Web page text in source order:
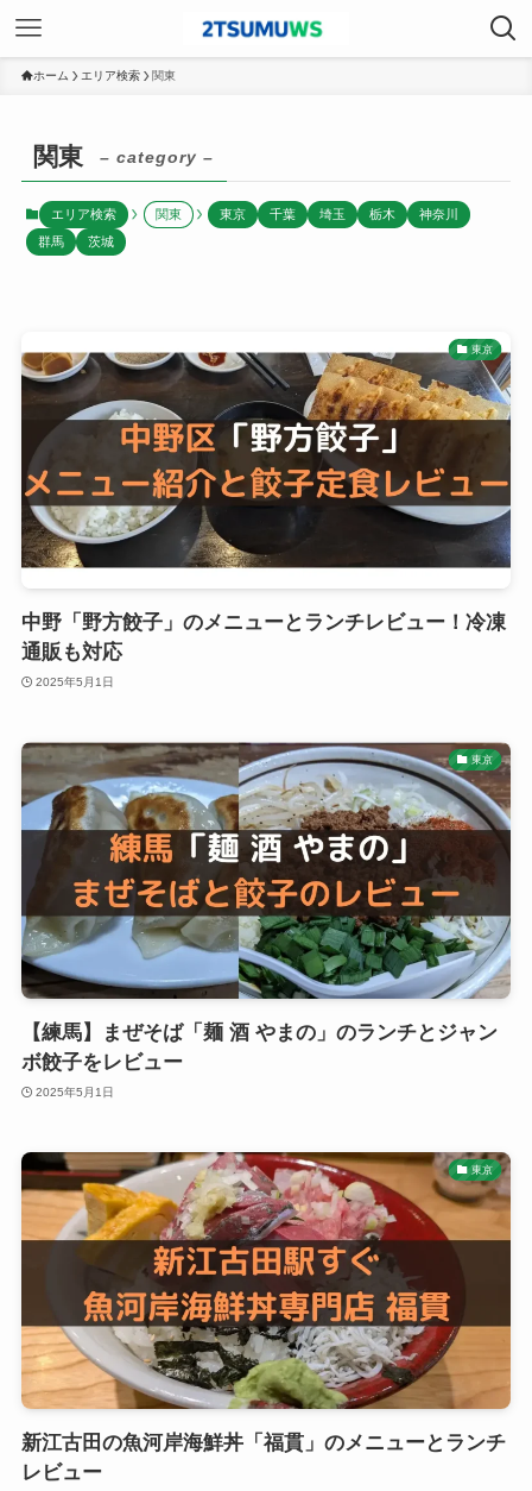
ホーム エリア検索 関東
関東 – category –
エリア検索 関東 東京 千葉 埼玉 栃木
神奈川
群馬
茨城
東京
中野「野方餃子」のメニューとランチレビュー！冷凍
通販も対応
2025年5月1日
東京
【練馬】まぜそば「麺 酒 やまの」のランチとジャン
ボ餃子をレビュー
2025年5月1日
東京
新江古田の魚河岸海鮮丼「福貫」のメニューとランチ
レビュー